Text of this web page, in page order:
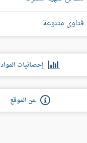
فتاوى متنوعة
إحصائيات المواد
عن الموقع